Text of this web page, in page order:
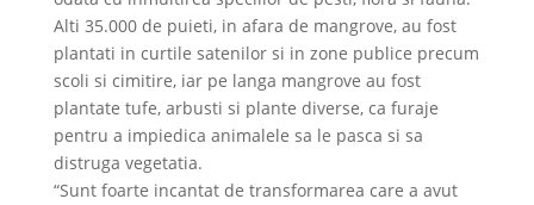
Alti 35.000 de puieti, in afara de mangrove, au fost
plantati in curtile satenilor si in zone publice precum
scoli si cimitire, iar pe langa mangrove au fost
plantate tufe, arbusti si plante diverse, ca furaje
pentru a impiedica animalele sa le pasca si sa
distruga vegetatia.
“Sunt foarte incantat de transformarea care a avut